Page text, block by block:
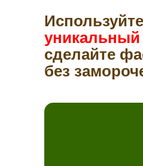
уникальный
сделайте
без